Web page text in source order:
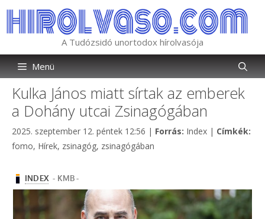
tartalomba
A Tudózsidó unortodox hírolvasója
Menü
Kulka János miatt sírtak az emberek
a Dohány utcai Zsinagógában
2025. szeptember 12. péntek 12:56 | Forrás: Kategória
Index | Címkék:
fomo, Hírek, zsinagóg, zsinagógában